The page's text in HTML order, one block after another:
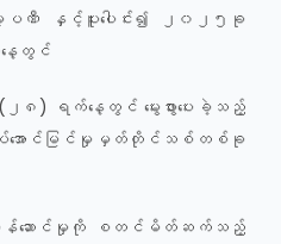
ပဏီ နှင့်ပူးပေါင်း၍ ၂၀၂၅ခု
ေ့တွင်
က်နေ့တွင် မွေးဖွားပေးခဲ့သည့်
ထပ်အောင်မြင်မှုမှတ်တိုင်သစ်တစ်ခု
ဝန်ဆောင်မှုကို စတင်မိတ်ဆက်သည့်